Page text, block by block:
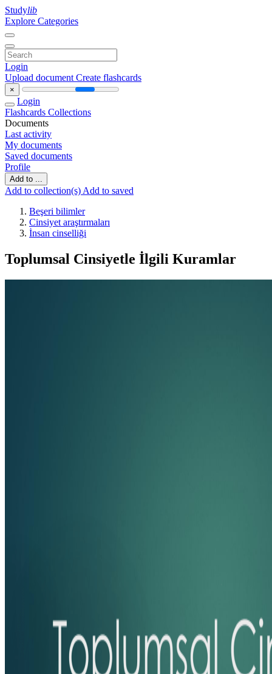
Studylib
Explore Categories
Login
Upload document Create flashcards
×
Login
Flashcards Collections
Documents
Last activity
My documents
Saved documents
Profile
Add to ...
Add to collection(s) Add to saved
Beşeri bilimler
Cinsiyet araştırmaları
İnsan cinselliği
Toplumsal Cinsiyetle İlgili Kuramlar